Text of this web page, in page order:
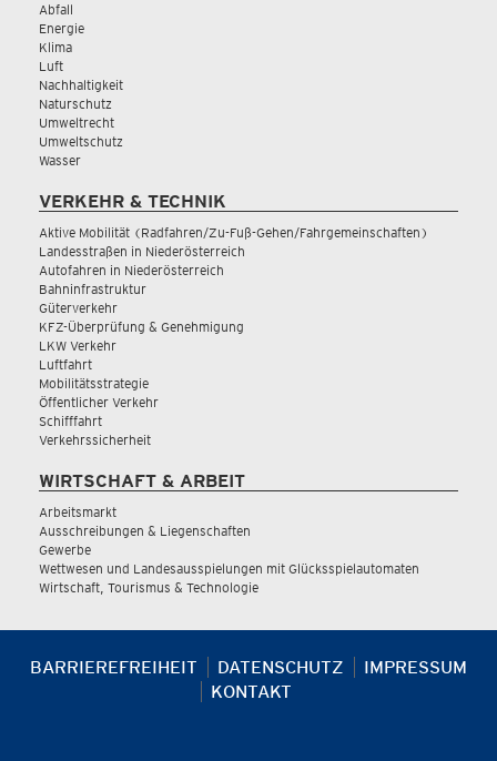
Abfall
Energie
Klima
Luft
Nachhaltigkeit
Naturschutz
Umweltrecht
Umweltschutz
Wasser
VERKEHR & TECHNIK
Aktive Mobilität (Radfahren/Zu-Fuß-Gehen/Fahrgemeinschaften)
Landesstraßen in Niederösterreich
Autofahren in Niederösterreich
Bahninfrastruktur
Güterverkehr
KFZ-Überprüfung & Genehmigung
LKW Verkehr
Luftfahrt
Mobilitätsstrategie
Öffentlicher Verkehr
Schifffahrt
Verkehrssicherheit
WIRTSCHAFT & ARBEIT
Arbeitsmarkt
Ausschreibungen & Liegenschaften
Gewerbe
Wettwesen und Landesausspielungen mit Glücksspielautomaten
Wirtschaft, Tourismus & Technologie
BARRIEREFREIHEIT DATENSCHUTZ
IMPRESSUM
KONTAKT